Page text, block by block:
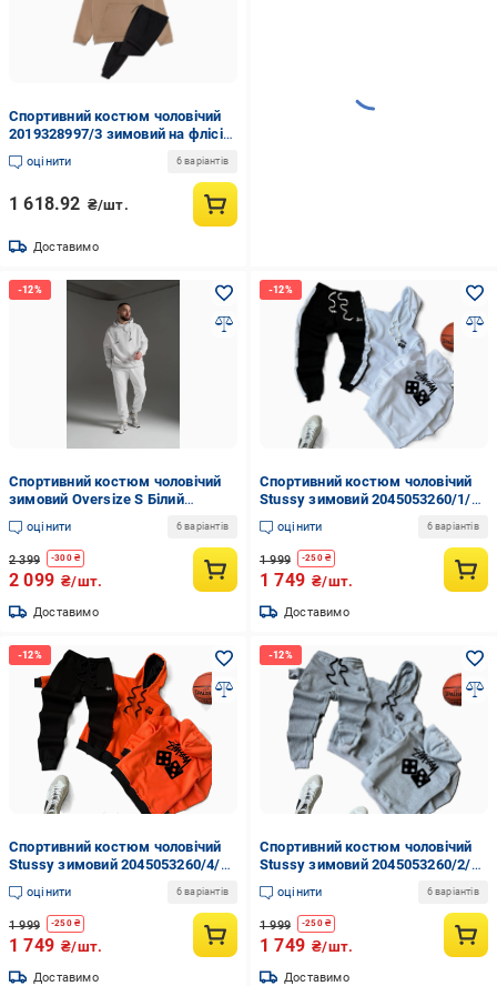
Спортивний костюм чоловічий
2019328997/3 зимовий на флісі
XL Бежевий (2019328997/3)
оцінити 6 варіантів
1 618.92 ₴/шт.
Доставимо
Спортивний костюм чоловічий
зимовий Oversize S Білий
(2014123191)
оцінити 6 варіантів
2 399 -300₴
2 099 ₴/шт.
Доставимо
Спортивний костюм чоловічий
Stussy зимовий 2045053260/1/5
XL Біло-чорний
оцінити 6 варіантів
1 999 -250₴
1 749 ₴/шт.
Доставимо
Спортивний костюм чоловічий
Stussy зимовий 2045053260/4/6
2XL Помаранчевий
оцінити 6 варіантів
1 999 -250₴
1 749 ₴/шт.
Доставимо
Спортивний костюм чоловічий
Stussy зимовий 2045053260/2/4
L Сірий
оцінити 6 варіантів
1 999 -250₴
1 749 ₴/шт.
Доставимо